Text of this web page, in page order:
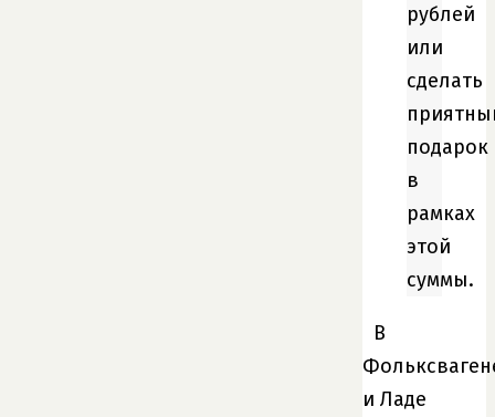
рублей
или
сделать
подарок
в
рамках
этой
суммы.
В
и Ладе